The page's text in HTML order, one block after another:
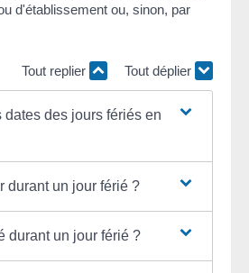
d'établissement ou, sinon, par
Tout replier Tout déplier
des jours fériés en
durant un jour férié ?
durant un jour férié ?